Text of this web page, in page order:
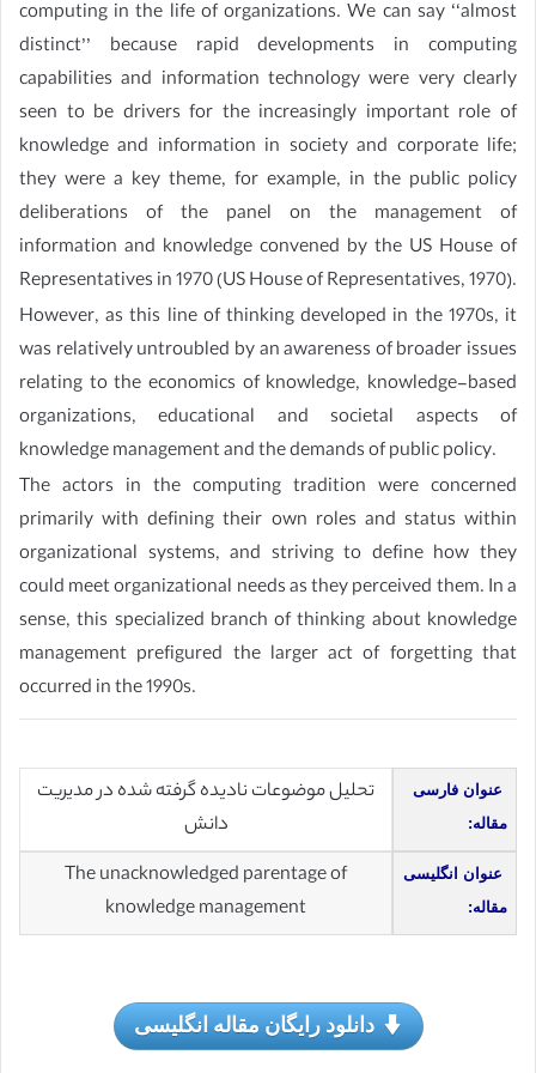
computing in the life of organizations. We can say ‘‘almost
distinct’’ because rapid developments in computing
capabilities and information technology were very clearly
seen to be drivers for the increasingly important role of
knowledge and information in society and corporate life;
they were a key theme, for example, in the public policy
deliberations of the panel on the management of
information and knowledge convened by the US House of
Representatives in 1970 (US House of Representatives, 1970).
However, as this line of thinking developed in the 1970s, it
was relatively untroubled by an awareness of broader issues
relating to the economics of knowledge, knowledge-based
organizations, educational and societal aspects of
knowledge management and the demands of public policy.
The actors in the computing tradition were concerned
primarily with defining their own roles and status within
organizational systems, and striving to define how they
could meet organizational needs as they perceived them. In a
sense, this specialized branch of thinking about knowledge
management prefigured the larger act of forgetting that
occurred in the 1990s.
عنوان فارسی
مقاله:
تحلیل موضوعات نادیده گرفته شده در مدیریت
دانش
عنوان انگلیسی
مقاله:
The unacknowledged parentage of
knowledge management
دانلود رایگان مقاله انگلیسی